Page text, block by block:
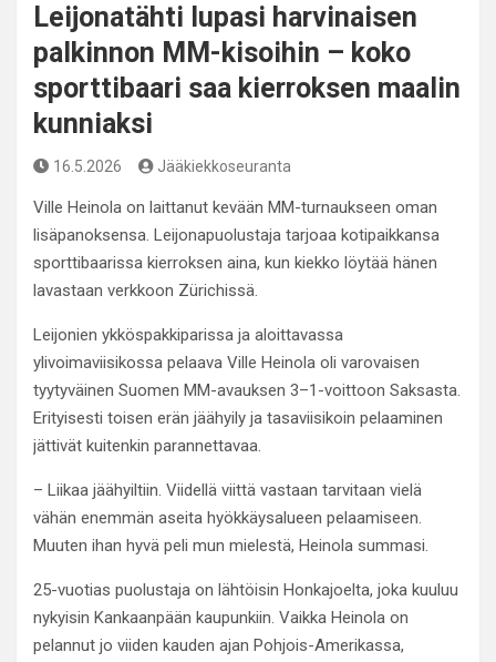
Leijonatähti lupasi harvinaisen
palkinnon MM-kisoihin – koko
sporttibaari saa kierroksen maalin
kunniaksi
16.5.2026 Jääkiekkoseuranta
Ville Heinola on laittanut kevään MM-turnaukseen oman
lisäpanoksensa. Leijonapuolustaja tarjoaa kotipaikkansa
sporttibaarissa kierroksen aina, kun kiekko löytää hänen
lavastaan verkkoon Zürichissä.
Leijonien ykköspakkiparissa ja aloittavassa
ylivoimaviisikossa pelaava Ville Heinola oli varovaisen
tyytyväinen Suomen MM-avauksen 3–1-voittoon Saksasta.
Erityisesti toisen erän jäähyily ja tasaviisikoin pelaaminen
jättivät kuitenkin parannettavaa.
– Liikaa jäähyiltiin. Viidellä viittä vastaan tarvitaan vielä
vähän enemmän aseita hyökkäysalueen pelaamiseen.
Muuten ihan hyvä peli mun mielestä, Heinola summasi.
25-vuotias puolustaja on lähtöisin Honkajoelta, joka kuuluu
nykyisin Kankaanpään kaupunkiin. Vaikka Heinola on
pelannut jo viiden kauden ajan Pohjois-Amerikassa,